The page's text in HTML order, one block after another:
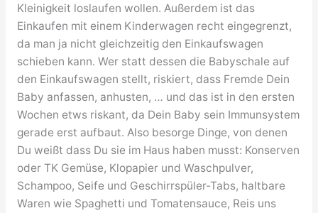
Kleinigkeit loslaufen wollen. Außerdem ist das
Einkaufen mit einem Kinderwagen recht eingegrenzt,
da man ja nicht gleichzeitig den Einkaufswagen
schieben kann. Wer statt dessen die Babyschale auf
den Einkaufswagen stellt, riskiert, dass Fremde Dein
Baby anfassen, anhusten, … und das ist in den ersten
Wochen etws riskant, da Dein Baby sein Immunsystem
gerade erst aufbaut. Also besorge Dinge, von denen
Du weißt dass Du sie im Haus haben musst: Konserven
oder TK Gemüse, Klopapier und Waschpulver,
Schampoo, Seife und Geschirrspüler-Tabs, haltbare
Waren wie Spaghetti und Tomatensauce, Reis uns